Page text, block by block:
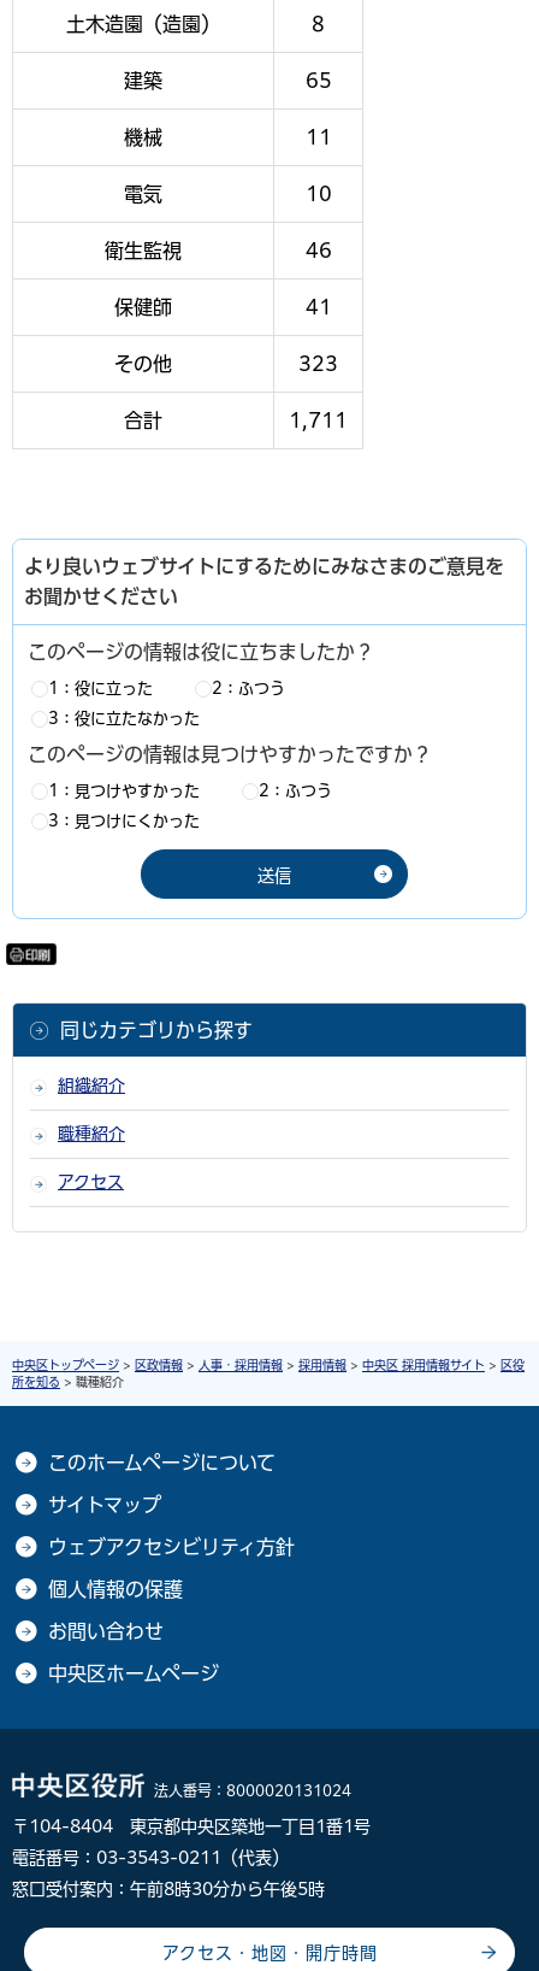
土木造園（造園） 8
建築 65
機械 11
電気 10
衛生監視 46
保健師 41
その他 323
合計 1,711
より良いウェブサイトにするためにみなさまのご意見を
お聞かせください
このページの情報は役に立ちましたか？
1：役に立った
2：ふつう
3：役に立たなかった
このページの情報は見つけやすかったですか？
1：見つけやすかった
2：ふつう
3：見つけにくかった
同じカテゴリから探す
組織紹介
職種紹介
アクセス
中央区トップページ > 区政情報 > 人事・採用情報 > 採用情報 > 中央区 採用情報サイト > 区役
所を知る > 職種紹介
このホームページについて
サイトマップ
ウェブアクセシビリティ方針
個人情報の保護
お問い合わせ
中央区ホームページ
法人番号： 8000020131024
〒104-8404 東京都中央区築地一丁目1番1号
電話番号：03-3543-0211（代表）
窓口受付案内：午前8時30分から午後5時
アクセス・地図・開庁時間